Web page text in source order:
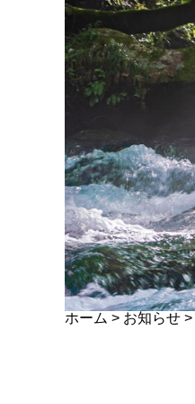
ホーム > お知らせ >